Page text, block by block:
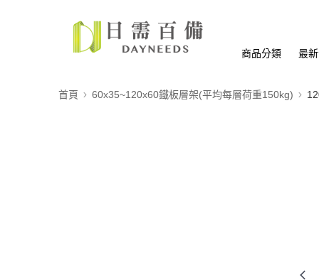
商品分類 最
首頁 60x35~120x60鐵板層架(平均每層荷重150kg)